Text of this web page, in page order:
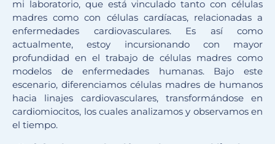
mi laboratorio, que está vinculado tanto con células
madres como con células cardíacas, relacionadas a
enfermedades cardiovasculares. Es así como
actualmente, estoy incursionando con mayor
profundidad en el trabajo de células madres como
modelos de enfermedades humanas. Bajo este
escenario, diferenciamos células madres de humanos
hacia linajes cardiovasculares, transformándose en
cardiomiocitos, los cuales analizamos y observamos en
el tiempo.